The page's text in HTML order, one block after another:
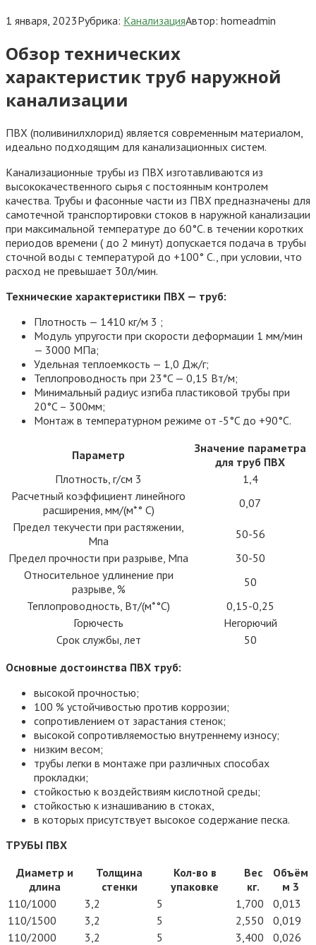
1 января, 2023Рубрика: КанализацияАвтор: homeadmin
Обзор технических
характеристик труб наружной
канализации
ПВХ (поливинилхлорид) является современным материалом,
идеально подходящим для канализационных систем.
Канализационные трубы из ПВХ изготавливаются из
высококачественного сырья с постоянным контролем
качества. Трубы и фасонные части из ПВХ предназначены для
самотечной транспортировки стоков в наружной канализации
при максимальной температуре до 60°C. в течении коротких
периодов времени ( до 2 минут) допускается подача в трубы
сточной воды с температурой до +100° C., при условии, что
расход не превышает 30л/мин.
Технические характеристики ПВХ — труб:
Плотность — 1410 кг/м 3 ;
Модуль упругости при скорости деформации 1 мм/мин
— 3000 МПа;
Удельная теплоемкость — 1,0 Дж/г;
Теплопроводность при 23°C — 0,15 Вт/м;
Минимальный радиус изгиба пластиковой трубы при
20°C – 300мм;
Монтаж в температурном режиме от -5°C до +90°C.
Параметр
Значение параметра
для труб ПВХ
Плотность, г/см 3
1,4
Расчетный коэффициент линейного
расширения, мм/(м*° С)
0,07
Предел текучести при растяжении,
Мпа
50-56
Предел прочности при разрыве, Мпа
30-50
Относительное удлинение при
разрыве, %
50
Теплопроводность, Вт/(м*°С)
0,15-0,25
Горючесть
Негорючий
Срок службы, лет
50
Основные достоинства ПВХ труб:
высокой прочностью;
100 % устойчивостью против коррозии;
сопротивлением от зарастания стенок;
высокой сопротивляемостью внутреннему износу;
низким весом;
трубы легки в монтаже при различных способах
прокладки;
стойкостью к воздействиям кислотной среды;
стойкостью к изнашиванию в стоках,
в которых присутствует высокое содержание песка.
ТРУБЫ ПВХ
Диаметр и
длина
Толщина
стенки
Кол-во в
упаковке
Вес
кг.
Объём
м 3
110/1000
3,2 5 1,700
0,013
110/1500
3,2 5 2,550
0,019
110/2000
3,2 5 3,400
0,026